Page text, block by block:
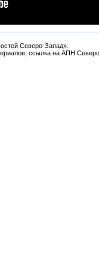
Северо-Запад».
ссылка на АПН